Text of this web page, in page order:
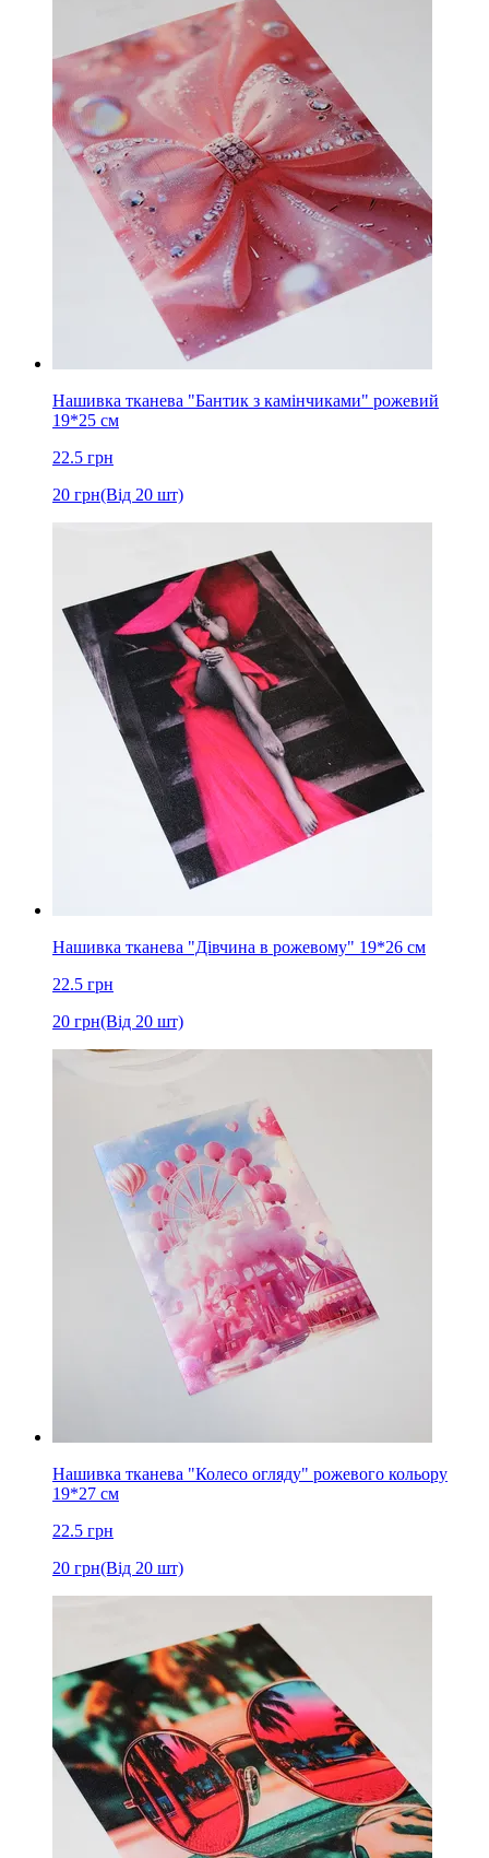
Нашивка тканева "Бантик з камінчиками" рожевий
19*25 см
22.5 грн
20 грн(Від 20 шт)
Нашивка тканева "Дівчина в рожевому" 19*26 см
22.5 грн
20 грн(Від 20 шт)
Нашивка тканева "Колесо огляду" рожевого кольору
19*27 см
22.5 грн
20 грн(Від 20 шт)